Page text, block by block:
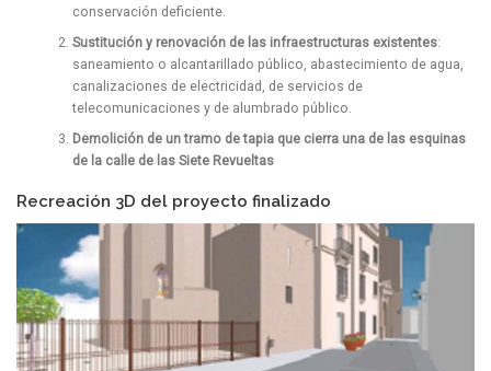
conservación deficiente.
Sustitución y renovación de las infraestructuras existentes:
saneamiento o alcantarillado público, abastecimiento de agua,
canalizaciones de electricidad, de servicios de
telecomunicaciones y de alumbrado público.
Demolición de un tramo de tapia que cierra una de las esquinas
de la calle de las Siete Revueltas
Recreación 3D del proyecto finalizado